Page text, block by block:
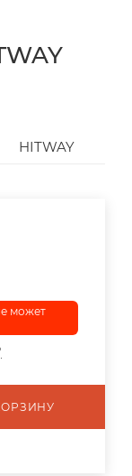
HITWAY
может